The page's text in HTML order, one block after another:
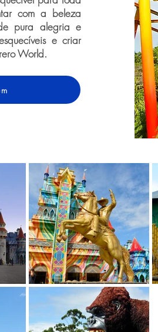
com a beleza
pura alegria e
e criar
World.